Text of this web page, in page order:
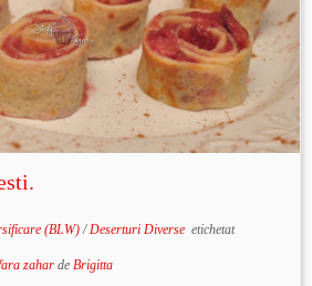
(BLW)/Deserturi Diverse etichetat
zahar de Brigitta